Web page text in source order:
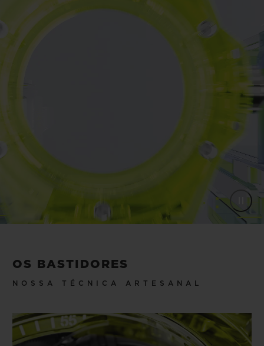
satélites e alguns lasers - permitindo que a
Manufatura obtenha cores translúcidas
sem precedentes, dentre elas o amarelo
neon. Uma novidade para a Hublot e para a
relojoaria.
OS BASTIDORES
NOSSA TÉCNICA ARTESANAL